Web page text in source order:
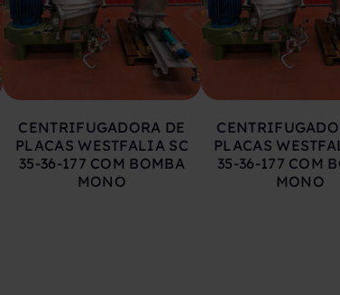
CENTRIFUGADORA DE
PLACAS WESTFALIA SC
35-36-177 COM BOMBA
MONO
PLACAS
35-36-177 COM
MONO